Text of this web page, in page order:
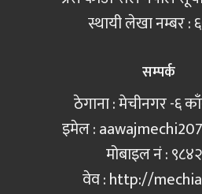
स्थायी लेखा नम्बर :
सम्पर्क
ठेगाना : मेचीनगर -६
इमेल :
मोबाइल नं‍ :
वेव : http://